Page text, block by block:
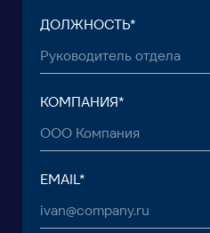
msk@baikal-
+7 965 154
© 2015 — 2026 Baikal